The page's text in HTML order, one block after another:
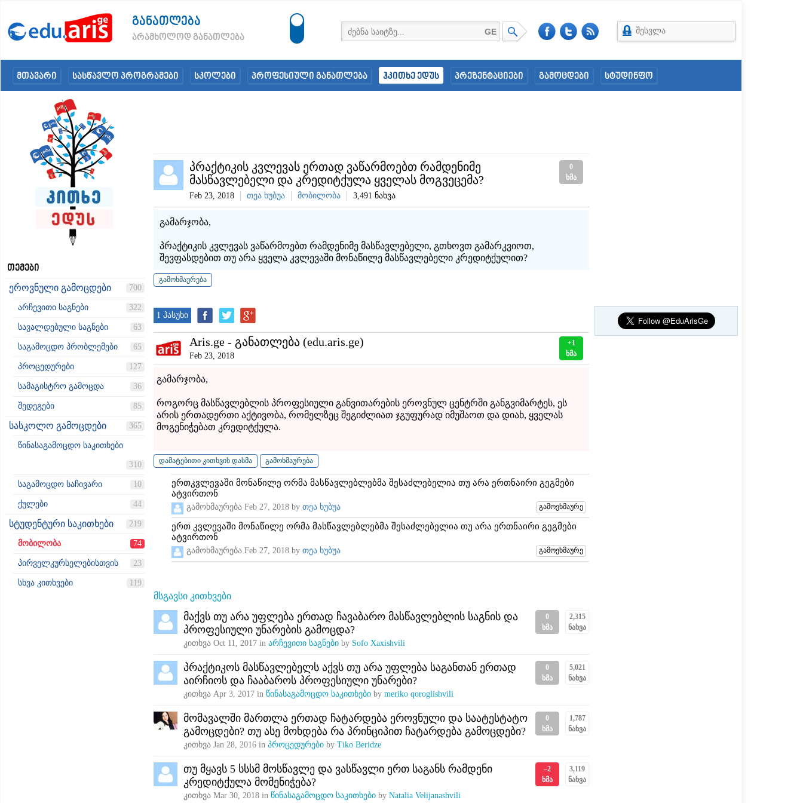
განათლება
არამხოლოდ განათლება
GE შესვლა
მთავარი სასწავლო პროგრამები სკოლები პროფესიული განათლება ჰკითხე ედუს პრეზენტაციები გამოცდები სტუდინფო
თემები
ეროვნული გამოცდები 700
არჩევითი საგნები 322
სავალდებული საგნები 63
საგამოცდო პრობლემები 65
პროცედურები 127
სამაგისტრო გამოცდა 36
შედეგები 85
სასკოლო გამოცდები 365
წინასაგამოცდო საკითხები
310
საგამოცდო საჩივარი 10
ქულები 44
სტუდენტური საკითხები 219
მობილობა 74
პირველკურსელებისთვის 23
სხვა კითხვები 119
0
ხმა
პრაქტიკის კვლევას ერთად ვაწარმოებთ რამდენიმე
მასწავლებელი და კრედიტქულა ყველას მოგვეცემა?
Feb 23, 2018 თეა ხუბუა მობილობა 3,491 ნახვა
გამარჯობა,
პრაქტიკის კვლევას ვაწარმოებთ რამდენიმე მასწავლებელი, გთხოვთ გამარკვიოთ,
შევფასდებით თუ არა ყველა კვლევაში მონაწილე მასწავლებელი კრედიტქულით?
1 პასუხი
Aris.ge - განათლება (edu.aris.ge)
გამარჯობა,
როგორც მასწავლებლის პროფესიული განვითარების ეროვნულ ცენტრში განგვიმარტეს, ეს
არის ერთადერთი აქტივობა, რომელზეც შეგიძლიათ ჯგუფურად იმუშაოთ და დიახ, ყველას
მოგენიჭებათ კრედიტქულა.
+1
ხმა
Feb 23, 2018
ერთკვლევაში მონაწილე ორმა მასწავლებლებმა შესაძლებელია თუ არა ერთნაირი გეგმები
ატვირთონ
გამოხმაურება Feb 27, 2018 by თეა ხუბუა
ერთ კვლევაში მონაწილე ორმა მასწავლებლებმა შესაძლებელია თუ არა ერთნაირი გეგმები
ატვირთონ
გამოხმაურება Feb 27, 2018 by თეა ხუბუა
მსგავსი კითხვები
0
ხმა
2,315
ნახვა
მაქვს თუ არა უფლება ერთად ჩავაბარო მასწავლებლის საგნის და
პროფესიული უნარების გამოცდა?
კითხვა Oct 11, 2017 in არჩევითი საგნები by Sofo Xaxishvili
0
ხმა
5,021
ნახვა
პრაქტიკოს მასწავლებელს აქვს თუ არა უფლება საგანთან ერთად
აირჩიოს და ჩააბაროს პროფესიული უნარები?
კითხვა Apr 3, 2017 in წინასაგამოცდო საკითხები by meriko qoroglishvili
0
ხმა
1,787
ნახვა
მომავალში მართლა ერთად ჩატარდება ეროვნული და საატესტატო
გამოცდები? თუ ასე მოხდება რა პრინციპით ჩატარდება გამოცდები?
კითხვა Jan 28, 2016 in პროცედურები by Tiko Beridze
–2
ხმა
3,119
ნახვა
თუ მყავს 5 სსსმ მოსწავლე და ვასწავლი ერთ საგანს რამდენი
კრედიტქულა მომენიჭება?
კითხვა Mar 30, 2018 in წინასაგამოცდო საკითხები by Natalia Velijanashvili